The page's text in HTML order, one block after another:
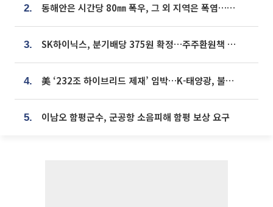
2. 동해안은 시간당 80㎜ 폭우, 그 외 지역은 폭염…‘극과 극 날씨’
3. SK하이닉스, 분기배당 375원 확정…주주환원책 9월로 앞당겨 발표
4. 美 ‘232조 하이브리드 제재’ 임박…K-태양광, 불확실성 털고 날개 다나
5. 이남오 함평군수, 군공항 소음피해 함평 보상 요구